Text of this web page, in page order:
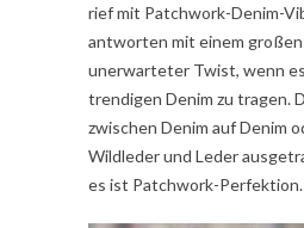
rief mit Patchwork-Denim-
antworten mit einem großen
unerwarteter Twist, wenn
trendigen Denim zu tragen.
zwischen Denim auf Denim
Wildleder und Leder
es ist Patchwork-Perfektion.